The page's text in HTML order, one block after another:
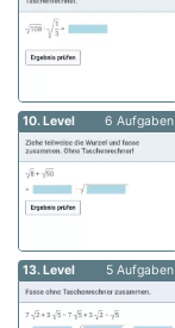
10. Level 6 Aufgaben
13. Level 5 Aufgaben